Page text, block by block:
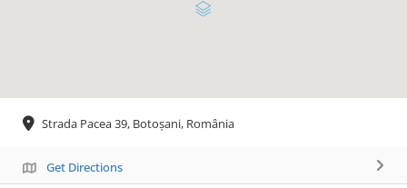
Strada Pacea 39, Botoșani, România
Get Directions